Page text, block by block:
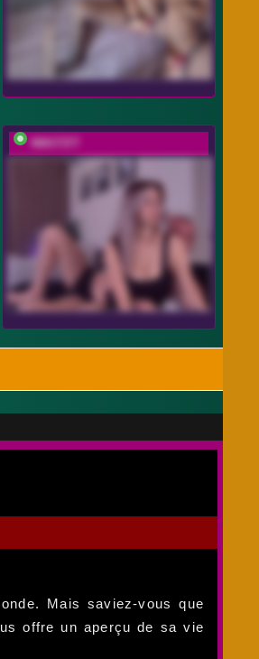
NIKI7377
Mais saviez-vous que
offre un aperçu de sa vie